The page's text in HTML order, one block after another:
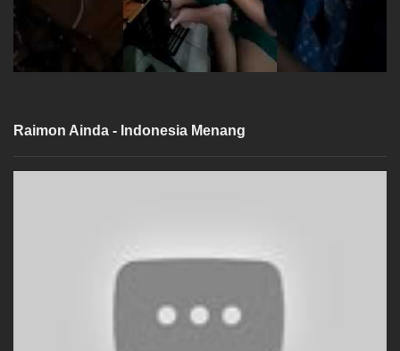
Raimon Ainda - Indonesia Menang